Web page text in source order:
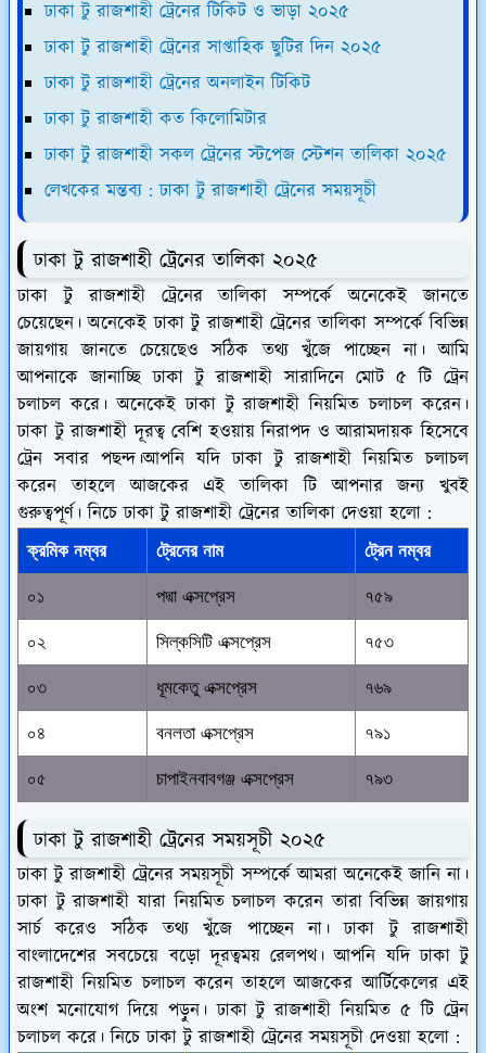
ঢাকা টু রাজশাহী ট্রেনের টিকিট ও ভাড়া ২০২৫
ঢাকা টু রাজশাহী ট্রেনের সাপ্তাহিক ছুটির দিন ২০২৫
ঢাকা টু রাজশাহী ট্রেনের অনলাইন টিকিট
ঢাকা টু রাজশাহী কত কিলোমিটার
ঢাকা টু রাজশাহী সকল ট্রেনের স্টপেজ স্টেশন তালিকা ২০২৫
লেখকের মন্তব্য : ঢাকা টু রাজশাহী ট্রেনের সময়সূচী
ঢাকা টু রাজশাহী ট্রেনের তালিকা ২০২৫
ঢাকা টু রাজশাহী ট্রেনের তালিকা সম্পর্কে অনেকেই জানতে
চেয়েছেন। অনেকেই ঢাকা টু রাজশাহী ট্রেনের তালিকা সম্পর্কে বিভিন্ন
জায়গায় জানতে চেয়েছেও সঠিক তথ্য খুঁজে পাচ্ছেন না। আমি
আপনাকে জানাচ্ছি ঢাকা টু রাজশাহী সারাদিনে মোট ৫ টি ট্রেন
চলাচল করে। অনেকেই ঢাকা টু রাজশাহী নিয়মিত চলাচল করেন।
ঢাকা টু রাজশাহী দূরত্ব বেশি হওয়ায় নিরাপদ ও আরামদায়ক হিসেবে
ট্রেন সবার পছন্দ।আপনি যদি ঢাকা টু রাজশাহী নিয়মিত চলাচল
করেন তাহলে আজকের এই তালিকা টি আপনার জন্য খুবই
গুরুত্বপূর্ণ। নিচে ঢাকা টু রাজশাহী ট্রেনের তালিকা দেওয়া হলো :
ক্রমিক নম্বর ট্রেনের নাম ট্রেন নম্বর
০১ পদ্মা এক্সপ্রেস ৭৫৯
০২ সিল্কসিটি এক্সপ্রেস ৭৫৩
০৩ ধূমকেতু এক্সপ্রেস ৭৬৯
০৪ বনলতা এক্সপ্রেস ৭৯১
০৫ চাপাইনবাবগঞ্জ এক্সপ্রেস ৭৯৩
ঢাকা টু রাজশাহী ট্রেনের সময়সূচী ২০২৫
ঢাকা টু রাজশাহী ট্রেনের সময়সূচী সম্পর্কে আমরা অনেকেই জানি না।
ঢাকা টু রাজশাহী যারা নিয়মিত চলাচল করেন তারা বিভিন্ন জায়গায়
সার্চ করেও সঠিক তথ্য খুঁজে পাচ্ছেন না। ঢাকা টু রাজশাহী
বাংলাদেশের সবচেয়ে বড়ো দূরত্বময় রেলপথ। আপনি যদি ঢাকা টু
রাজশাহী নিয়মিত চলাচল করেন তাহলে আজকের আর্টিকেলের এই
অংশ মনোযোগ দিয়ে পড়ুন। ঢাকা টু রাজশাহী নিয়মিত ৫ টি ট্রেন
চলাচল করে। নিচে ঢাকা টু রাজশাহী ট্রেনের সময়সূচী দেওয়া হলো :